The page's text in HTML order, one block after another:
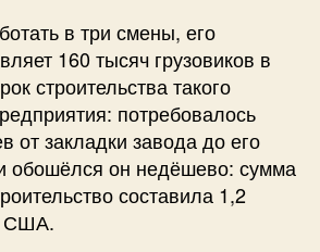
в три смены, его
160 тысяч грузовиков в
строительства такого
потребовалось
от закладки завода до его
обошёлся он недёшево: сумма
составила 1,2
США.